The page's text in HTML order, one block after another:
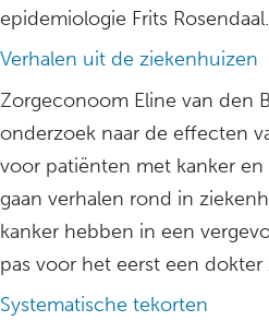
epidemiologie Frits Rosendaal.
Verhalen uit de ziekenhuizen
Zorgeconoom Eline van den
onderzoek naar de effecten
voor patiënten met kanker en
gaan verhalen rond in
kanker hebben in een
pas voor het eerst een dokter
Systematische tekorten